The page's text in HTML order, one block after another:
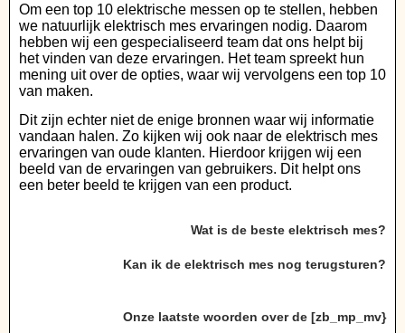
Om een top 10 elektrische messen op te stellen, hebben
we natuurlijk elektrisch mes ervaringen nodig. Daarom
hebben wij een gespecialiseerd team dat ons helpt bij
het vinden van deze ervaringen. Het team spreekt hun
mening uit over de opties, waar wij vervolgens een top 10
van maken.
Dit zijn echter niet de enige bronnen waar wij informatie
vandaan halen. Zo kijken wij ook naar de elektrisch mes
ervaringen van oude klanten. Hierdoor krijgen wij een
beeld van de ervaringen van gebruikers. Dit helpt ons
een beter beeld te krijgen van een product.
Wat is de beste elektrisch mes?
Kan ik de elektrisch mes nog terugsturen?
Onze laatste woorden over de [zb_mp_mv}